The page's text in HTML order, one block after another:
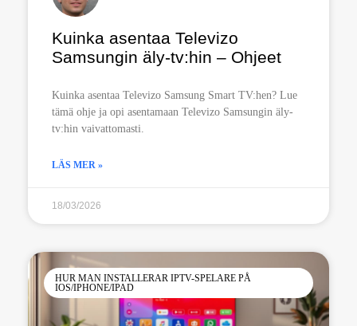
Kuinka asentaa Televizo
Samsungin äly-tv:hin – Ohjeet
Kuinka asentaa Televizo Samsung Smart TV:hen? Lue
tämä ohje ja opi asentamaan Televizo Samsungin äly-
tv:hin vaivattomasti.
LÄS MER »
18/03/2026
HUR MAN INSTALLERAR IPTV-SPELARE PÅ
IOS/IPHONE/IPAD